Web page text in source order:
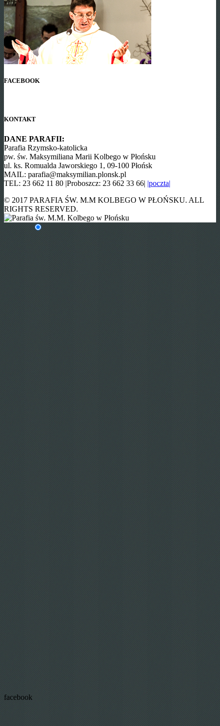
FACEBOOK
KONTAKT
DANE PARAFII:
Parafia Rzymsko-katolicka
pw. św. Maksymiliana Marii Kolbego w Płońsku
ul. ks. Romualda Jaworskiego 1, 09-100 Płońsk
MAIL: parafia@maksymilian.plonsk.pl
TEL: 23 662 11 80 |Proboszcz: 23 662 33 66| |poczta|
© 2017 PARAFIA ŚW. M.M KOLBEGO W PŁOŃSKU. ALL
RIGHTS RESERVED.
facebook